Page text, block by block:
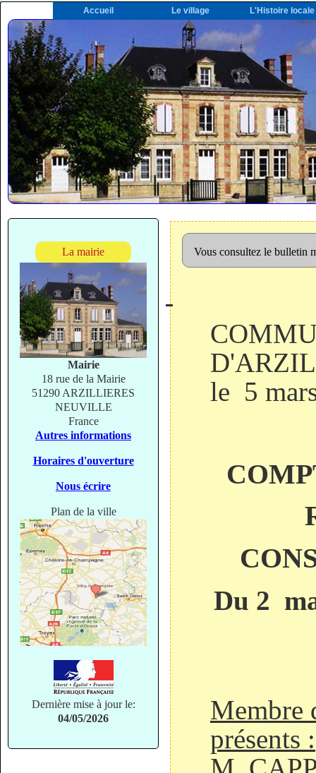
Accueil Le village L'Histoire locale
La mairie
Mairie
18 rue de la Mairie
51290 ARZILLIERES
NEUVILLE
France
Autres informations
Horaires d'ouverture
Nous écrire
Plan de la ville
Dernière mise à jour le:
04/05/2026
Vous consultez le bulletin
le 5
Du 2
Membre
présents :